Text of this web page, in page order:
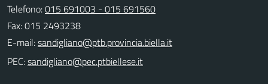
Telefono:015 691003 - 015 691560
Fax: 015 2493238
E-mail:
PEC: